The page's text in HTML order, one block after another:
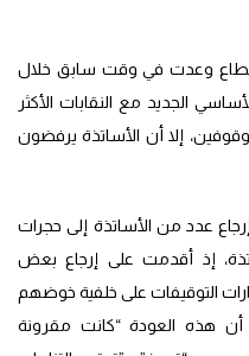
وعدت في وقت سابق خلال
الجديد مع النقابات الأكثر
إلا أن الأساتذة يرفضون
عدد من الأساتذة إلى حجرات
إذ أقدمت على إرجاع بعض
التوقيفات على خلفية خوضهم
أن هذه العودة “كانت مقرونة